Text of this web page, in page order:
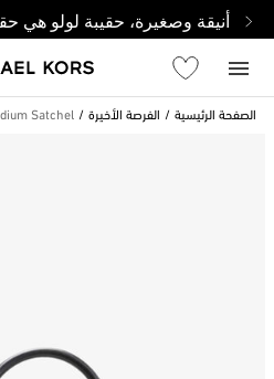
أنيقة وصغيرة، حقيبة لولو هي
الصفحة الرئيسية الفرصة الأخيرة Satchel